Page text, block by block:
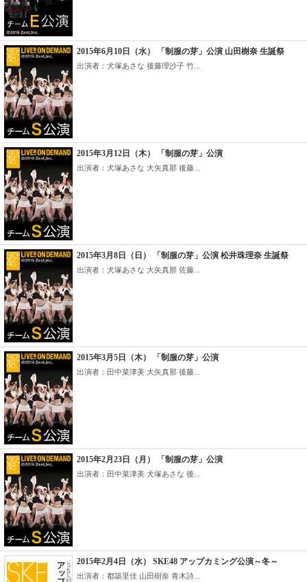
2015年6月10日（水） 「制服の芽」公演 山田樹奈 生誕祭
出演者：犬塚あさな 後藤理沙子 竹...
2015年3月12日（木） 「制服の芽」公演
出演者：犬塚あさな 大矢真那 後藤...
2015年3月8日（日） 「制服の芽」公演 松井珠理奈 生誕祭
出演者：犬塚あさな 大矢真那 佐藤...
2015年3月5日（木） 「制服の芽」公演
出演者：田中菜津美 大矢真那 後藤...
2015年2月23日（月） 「制服の芽」公演
出演者：田中菜津美 犬塚あさな 後...
2015年2月4日（水） SKE48 アップカミング公演～冬～
出演者：都築里佳 山田樹奈 青木詩...